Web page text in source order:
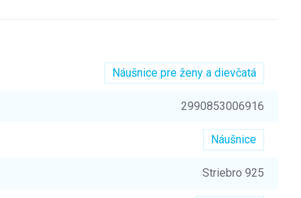
Náušnice pre ženy a dievčatá
2990853006916
Náušnice
Striebro 925